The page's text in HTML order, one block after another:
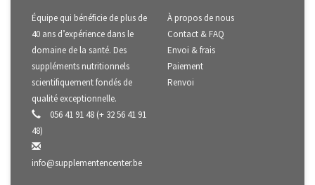
Équipe qui bénéficie de plus de
40 ans d’expérience dans le
domaine de la santé. Des
suppléments nutritionnels
scientifiquement fondés de
qualité exceptionnelle.
056 41 91 48 (+ 32 56 41 91
48)
info@supplementencenter.be
À propos de nous
Contact & FAQ
Envoi & frais
Paiement
Renvoi